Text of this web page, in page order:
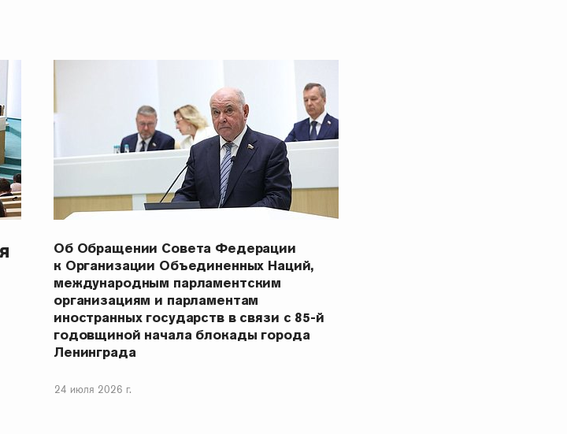
Об Обращении Совета Федерации
к Организации Объединенных Наций,
международным парламентским
организациям и парламентам
иностранных государств в связи с 85-й
годовщиной начала блокады города
Ленинграда
24 июля 2026 г.